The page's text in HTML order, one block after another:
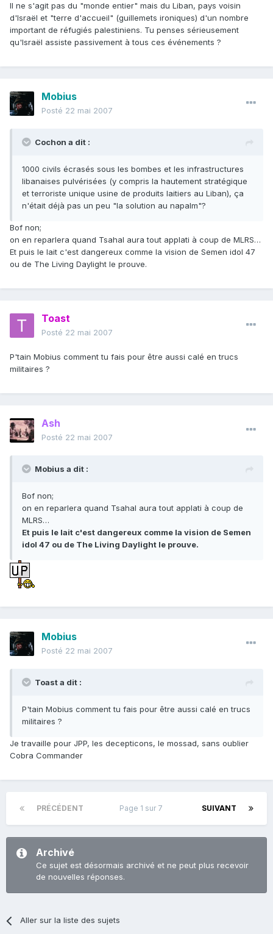
Il ne s'agit pas du "monde entier" mais du Liban, pays voisin
d'Israël et "terre d'accueil" (guillemets ironiques) d'un nombre
important de réfugiés palestiniens. Tu penses sérieusement
qu'Israël assiste passivement à tous ces événements ?
Mobius
Posté 22 mai 2007
Cochon a dit :
1000 civils écrasés sous les bombes et les infrastructures
libanaises pulvérisées (y compris la hautement stratégique
et terroriste unique usine de produits laitiers au Liban), ça
n'était déjà pas un peu "la solution au napalm"?
Bof non;
on en reparlera quand Tsahal aura tout applati à coup de MLRS…
Et puis le lait c'est dangereux comme la vision de Semen idol 47
ou de The Living Daylight le prouve.
Toast
Posté 22 mai 2007
P'tain Mobius comment tu fais pour être aussi calé en trucs
militaires ?
Ash
Posté 22 mai 2007
Mobius a dit :
Bof non;
on en reparlera quand Tsahal aura tout applati à coup de
MLRS…
Et puis le lait c'est dangereux comme la vision de Semen
idol 47 ou de The Living Daylight le prouve.
Mobius
Posté 22 mai 2007
Toast a dit :
P'tain Mobius comment tu fais pour être aussi calé en trucs
militaires ?
Je travaille pour JPP, les decepticons, le mossad, sans oublier
Cobra Commander
PRÉCÉDENT SUIVANT
Page 1 sur 7
Archivé
Ce sujet est désormais archivé et ne peut plus recevoir
de nouvelles réponses.
Aller sur la liste des sujets